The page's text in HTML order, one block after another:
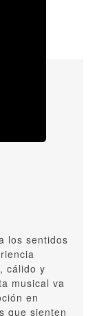
los sentidos
cálido y
musical va
en
que sienten